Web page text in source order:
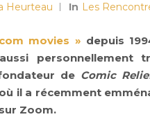
Heurteau In Les
movies » depuis
personnellement
de Comic
il a récemment
Zoom.